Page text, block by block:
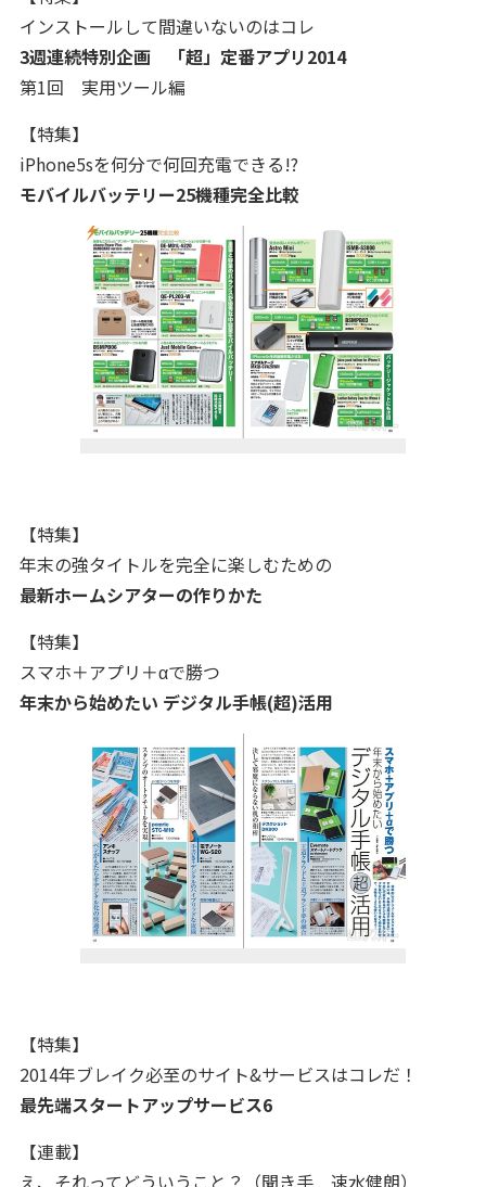
インストールして間違いないのはコレ
3週連続特別企画 「超」定番アプリ2014
第1回 実用ツール編
【特集】
iPhone5sを何分で何回充電できる!?
モバイルバッテリー25機種完全比較
【特集】
年末の強タイトルを完全に楽しむための
最新ホームシアターの作りかた
【特集】
スマホ＋アプリ＋αで勝つ
年末から始めたい デジタル手帳(超)活用
【特集】
2014年ブレイク必至のサイト&サービスはコレだ！
最先端スタートアップサービス6
【連載】
え、それってどういうこと？（聞き手 速水健朗）